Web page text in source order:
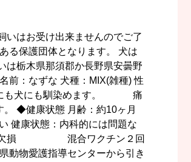
いはお受け出来ませんのでご了
る保護団体となります。 犬は
は栃木県那須郡か長野県安曇野
前：なずな 犬種：MIX(雑種) 性
にも犬にも馴染めます。 痛
。 ◆健康状態 月齢：約10ヶ月
健康状態：内科的には問題な
損 混合ワクチン２回
動物愛護指導センターから引き